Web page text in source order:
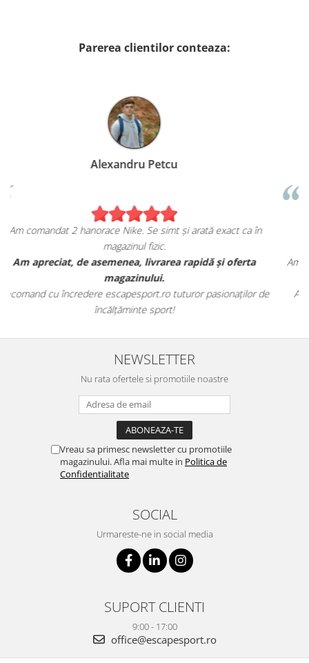
Parerea clientilor conteaza:
ca în
de
Birzoi Miruna
Sunt foarte mulțumita de achiziția mea de pe
escapesport.ro!
Am comandat o pereche de sneakers Jordan și sunt
fericita cu modul in care mi se potrivesc.
Aceștia au toate caracteristicile specifice mărcii, iar
este excelentă.
NEWSLETTER
Nu rata ofertele si promotiile noastre
Vreau sa primesc newsletter cu promotiile
magazinului. Afla mai multe in Politica de
Confidentialitate
SOCIAL
Urmareste-ne in social media
SUPORT CLIENTI
9:00 - 17:00
office@escapesport.ro